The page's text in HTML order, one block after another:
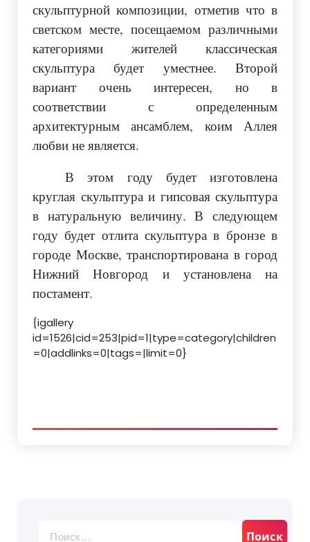
скульптурной композиции, отметив что в
светском месте, посещаемом различными
категориями жителей классическая
скульптура будет уместнее. Второй
вариант очень интересен, но в
соответствии с определенным
архитектурным ансамблем, коим Аллея
любви не является.
В этом году будет изготовлена
круглая скульптура и гипсовая скульптура
в натуральную величину. В следующем
году будет отлита скульптура в бронзе в
городе Москве, транспортирована в город
Нижний Новгород и установлена на
постамент.
{igallery
id=1526|cid=253|pid=1|type=category|children
=0|addlinks=0|tags=|limit=0}